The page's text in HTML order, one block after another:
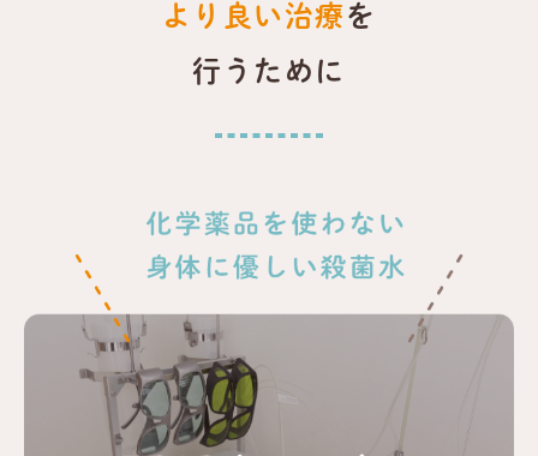
より良い治療 を
行うために